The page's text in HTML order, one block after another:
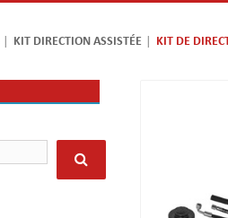
KIT DIRECTION ASSISTÉE KIT DE